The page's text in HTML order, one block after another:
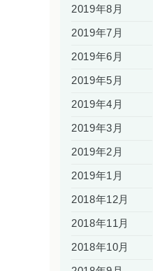
2019年8月
2019年7月
2019年6月
2019年5月
2019年4月
2019年3月
2019年2月
2019年1月
2018年12月
2018年11月
2018年10月